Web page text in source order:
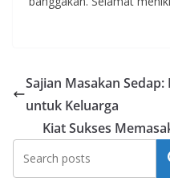
Sajian Masakan
untuk Keluarga
Kiat Sukses